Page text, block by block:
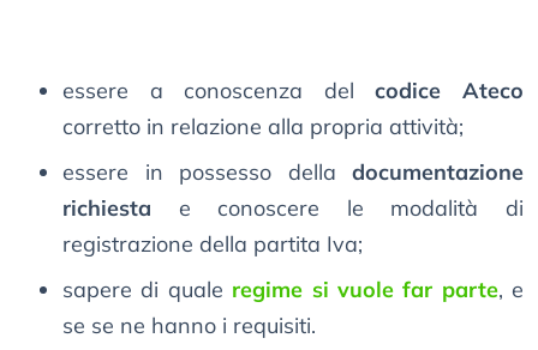
essere a conoscenza delcodice Ateco
corretto in relazione alla propria attività;
essere in possesso della documentazione
richiesta e conoscere le modalità di
registrazione della partita Iva;
sapere di quale regime si vuole far parte, e
se se ne hanno i requisiti.